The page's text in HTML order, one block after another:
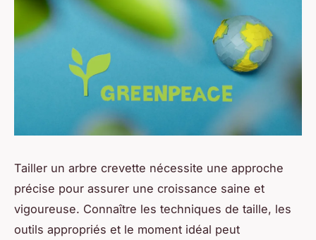
Tailler un arbre crevette nécessite une approche
précise pour assurer une croissance saine et
vigoureuse. Connaître les techniques de taille, les
outils appropriés et le moment idéal peut